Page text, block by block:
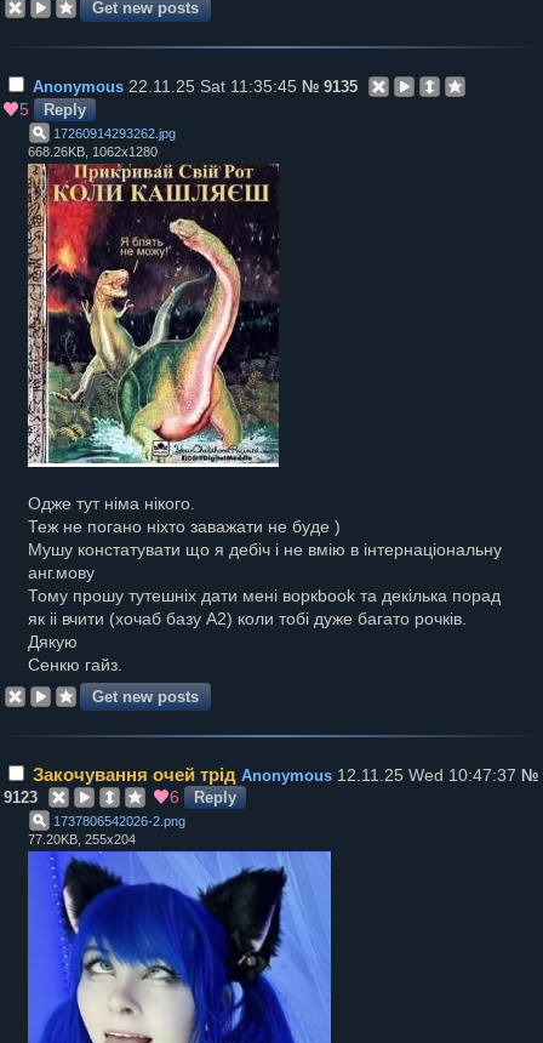
Anonymous 22.11.25 Sat 11:35:45 № 9135
5 Reply
17260914293262 jpg
668.26KB, 1062x1280
Одже тут німа нікого.
Теж не погано ніхто заважати не буде )
Мушу констатувати що я дебіч і не вмію в інтернаціональну
анг.мову
Тому прошу тутешніх дати мені воркbook та декілька порад
як іі вчити (хочаб базу А2) коли тобі дуже багато рочків.
Дякую
Сенкю гайз.
Закочування очей трід Anonymous 12.11.25 Wed 10:47:37 №
9123
6 Reply
1737806542026-2 png
77.20KB, 255x204